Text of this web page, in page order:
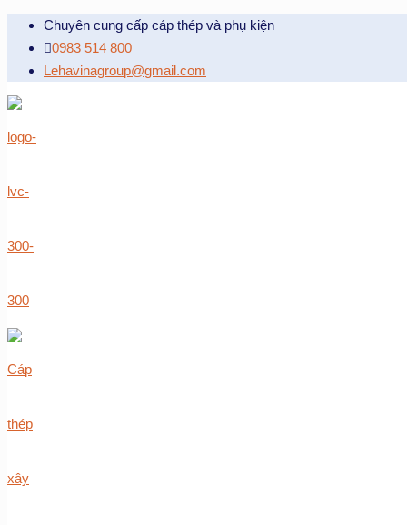
Chuyên cung cấp cáp thép và phụ kiện
0983 514 800
Lehavinagroup@gmail.com